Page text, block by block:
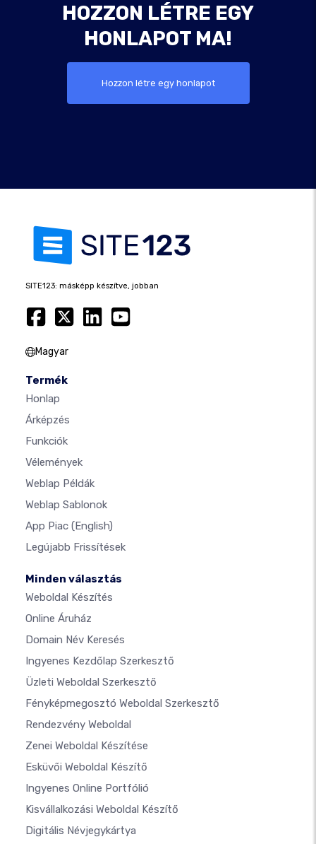
HOZZON LÉTRE EGY
HONLAPOT MA!
Hozzon létre egy honlapot
SITE123: másképp készítve, jobban
Magyar
Termék
Honlap
Árképzés
Funkciók
Vélemények
Weblap Példák
Weblap Sablonok
App Piac (English)
Legújabb Frissítések
Minden választás
Weboldal Készítés
Online Áruház
Domain Név Keresés
Ingyenes Kezdőlap Szerkesztő
Üzleti Weboldal Szerkesztő
Fényképmegosztó Weboldal Szerkesztő
Rendezvény Weboldal
Zenei Weboldal Készítése
Esküvői Weboldal Készítő
Ingyenes Online Portfólió
Kisvállalkozási Weboldal Készítő
Digitális Névjegykártya